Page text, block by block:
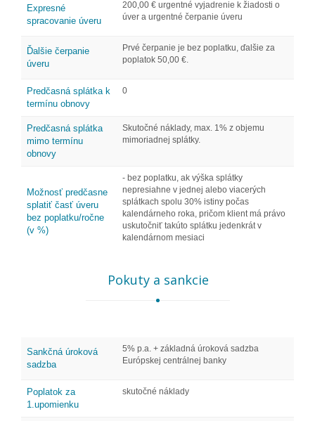
Expresné
spracovanie úveru
200,00 € urgentné vyjadrenie k žiadosti o
úver a urgentné čerpanie úveru
Ďalšie čerpanie
úveru
Prvé čerpanie je bez poplatku, ďalšie za
poplatok 50,00 €.
Predčasná splátka k
termínu obnovy
0
Predčasná splátka
mimo termínu
obnovy
Skutočné náklady, max. 1% z objemu
mimoriadnej splátky.
Možnosť predčasne
splatiť časť úveru
bez poplatku/ročne
(v %)
- bez poplatku, ak výška splátky
nepresiahne v jednej alebo viacerých
splátkach spolu 30% istiny počas
kalendárneho roka, pričom klient má právo
uskutočniť takúto splátku jedenkrát v
kalendárnom mesiaci
Pokuty a sankcie
Sankčná úroková
sadzba
5% p.a. + základná úroková sadzba
Európskej centrálnej banky
Poplatok za
1.upomienku
skutočné náklady